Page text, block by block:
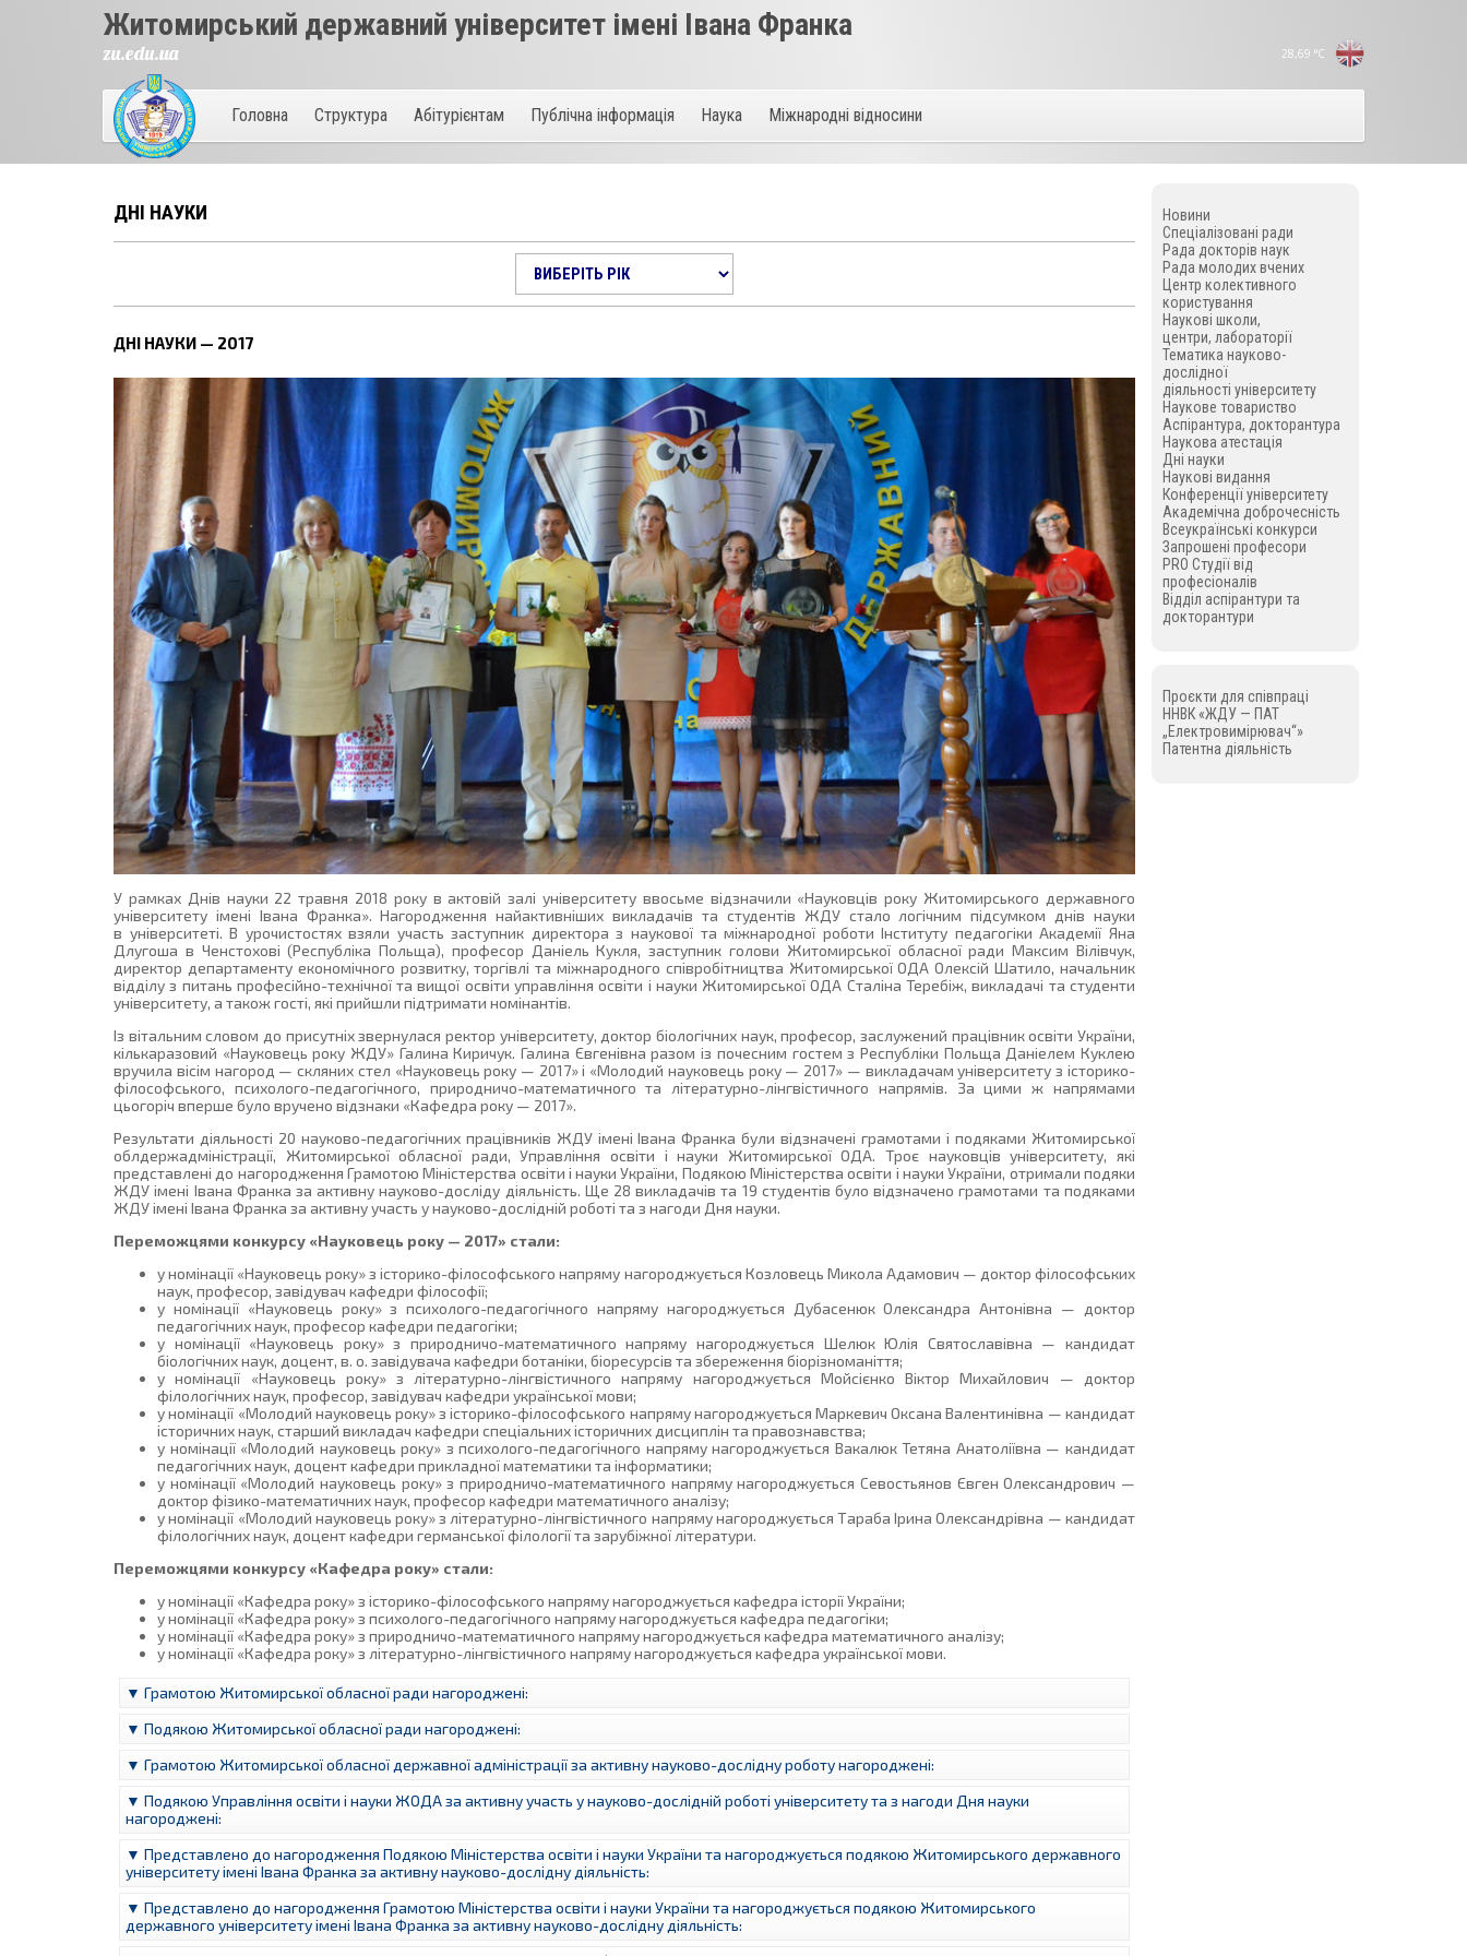
28,69 °C
Житомирський державний університет імені Івана Франка
zu.edu.ua
Головна Структура Абітурієнтам Публічна інформація Наука Міжнародні відносини
ДНІ НАУКИ
ДНІ НАУКИ — 2017
У рамках Днів науки 22 травня 2018 року в актовій залі університету ввосьме відзначили «Науковців року Житомирського державного
університету імені Івана Франка». Нагородження найактивніших викладачів та студентів ЖДУ стало логічним підсумком днів науки
в університеті. В урочистостях взяли участь заступник директора з наукової та міжнародної роботи Інституту педагогіки Академії Яна
Длугоша в Ченстохові (Республіка Польща), професор Даніель Кукля, заступник голови Житомирської обласної ради Максим Вілівчук,
директор департаменту економічного розвитку, торгівлі та міжнародного співробітництва Житомирської ОДА Олексій Шатило, начальник
відділу з питань професійно-технічної та вищої освіти управління освіти і науки Житомирської ОДА Сталіна Теребіж, викладачі та студенти
університету, а також гості, які прийшли підтримати номінантів.
Із вітальним словом до присутніх звернулася ректор університету, доктор біологічних наук, професор, заслужений працівник освіти України,
кількаразовий «Науковець року ЖДУ» Галина Киричук. Галина Євгенівна разом із почесним гостем з Республіки Польща Даніелем Куклею
вручила вісім нагород — скляних стел «Науковець року — 2017» і «Молодий науковець року — 2017» — викладачам університету з історико-
філософського, психолого-педагогічного, природничо-математичного та літературно-лінгвістичного напрямів. За цими ж напрямами
цьогоріч вперше було вручено відзнаки «Кафедра року — 2017».
Результати діяльності 20 науково-педагогічних працівників ЖДУ імені Івана Франка були відзначені грамотами і подяками Житомирської
облдержадміністрації, Житомирської обласної ради, Управління освіти і науки Житомирської ОДА. Троє науковців університету, які
представлені до нагородження Грамотою Міністерства освіти і науки України, Подякою Міністерства освіти і науки України, отримали подяки
ЖДУ імені Івана Франка за активну науково-досліду діяльність. Ще 28 викладачів та 19 студентів було відзначено грамотами та подяками
ЖДУ імені Івана Франка за активну участь у науково-дослідній роботі та з нагоди Дня науки.
Переможцями конкурсу «Науковець року — 2017» стали:
у номінації «Науковець року» з історико-філософського напряму нагороджується Козловець Микола Адамович — доктор філософських
наук, професор, завідувач кафедри філософії;
у номінації «Науковець року» з психолого-педагогічного напряму нагороджується Дубасенюк Олександра Антонівна — доктор
педагогічних наук, професор кафедри педагогіки;
у номінації «Науковець року» з природничо-математичного напряму нагороджується Шелюк Юлія Святославівна — кандидат
біологічних наук, доцент, в. о. завідувача кафедри ботаніки, біоресурсів та збереження біорізноманіття;
у номінації «Науковець року» з літературно-лінгвістичного напряму нагороджується Мойсієнко Віктор Михайлович — доктор
філологічних наук, професор, завідувач кафедри української мови;
у номінації «Молодий науковець року» з історико-філософського напряму нагороджується Маркевич Оксана Валентинівна — кандидат
історичних наук, старший викладач кафедри спеціальних історичних дисциплін та правознавства;
у номінації «Молодий науковець року» з психолого-педагогічного напряму нагороджується Вакалюк Тетяна Анатоліївна — кандидат
педагогічних наук, доцент кафедри прикладної математики та інформатики;
у номінації «Молодий науковець року» з природничо-математичного напряму нагороджується Севостьянов Євген Олександрович —
доктор фізико-математичних наук, професор кафедри математичного аналізу;
у номінації «Молодий науковець року» з літературно-лінгвістичного напряму нагороджується Тараба Ірина Олександрівна — кандидат
філологічних наук, доцент кафедри германської філології та зарубіжної літератури.
Переможцями конкурсу «Кафедра року» стали:
у номінації «Кафедра року» з історико-філософського напряму нагороджується кафедра історії України;
у номінації «Кафедра року» з психолого-педагогічного напряму нагороджується кафедра педагогіки;
у номінації «Кафедра року» з природничо-математичного напряму нагороджується кафедра математичного аналізу;
у номінації «Кафедра року» з літературно-лінгвістичного напряму нагороджується кафедра української мови.
▼ Грамотою Житомирської обласної ради нагороджені:
▼ Подякою Житомирської обласної ради нагороджені:
▼ Грамотою Житомирської обласної державної адміністрації за активну науково-дослідну роботу нагороджені:
▼ Подякою Управління освіти і науки ЖОДА за активну участь у науково-дослідній роботі університету та з нагоди Дня науки
нагороджені:
▼ Представлено до нагородження Подякою Міністерства освіти і науки України та нагороджується подякою Житомирського державного
університету імені Івана Франка за активну науково-дослідну діяльність:
▼ Представлено до нагородження Грамотою Міністерства освіти і науки України та нагороджується подякою Житомирського
державного університету імені Івана Франка за активну науково-дослідну діяльність:
Новини
Спеціалізовані ради
Рада докторів наук
Рада молодих вчених
Центр колективного
користування
Наукові школи,
центри, лабораторії
Тематика науково-
дослідної
діяльності університету
Наукове товариство
Аспірантура, докторантура
Наукова атестація
Дні науки
Наукові видання
Конференції університету
Академічна доброчесність
Всеукраїнські конкурси
Запрошені професори
PRO Студії від
професіоналів
Відділ аспірантури та
докторантури
Проєкти для співпраці
ННВК «ЖДУ — ПАТ
„Електровимірювач“»
Патентна діяльність